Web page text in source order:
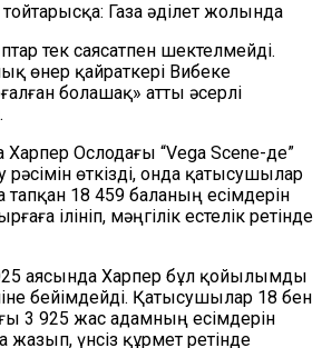
Газа әділет жолында
тек саясатпен шектелмейді.
өнер қайраткері Вибеке
болашақ» атты әсерлі
Ослодағы “Vega Scene-де”
рәсімін өткізді, онда қатысушылар
тапқан 18 459 баланың есімдерін
ілініп, мәңгілік естелік ретінде
аясында Харпер бұл қойылымды
бейімдейді. Қатысушылар 18 бен
3 925 жас адамның есімдерін
үнсіз құрмет ретінде